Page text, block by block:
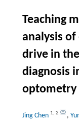
Teaching
analysis of
drive in
diagnosis
optometry
Jing Chen 1, 2 ,